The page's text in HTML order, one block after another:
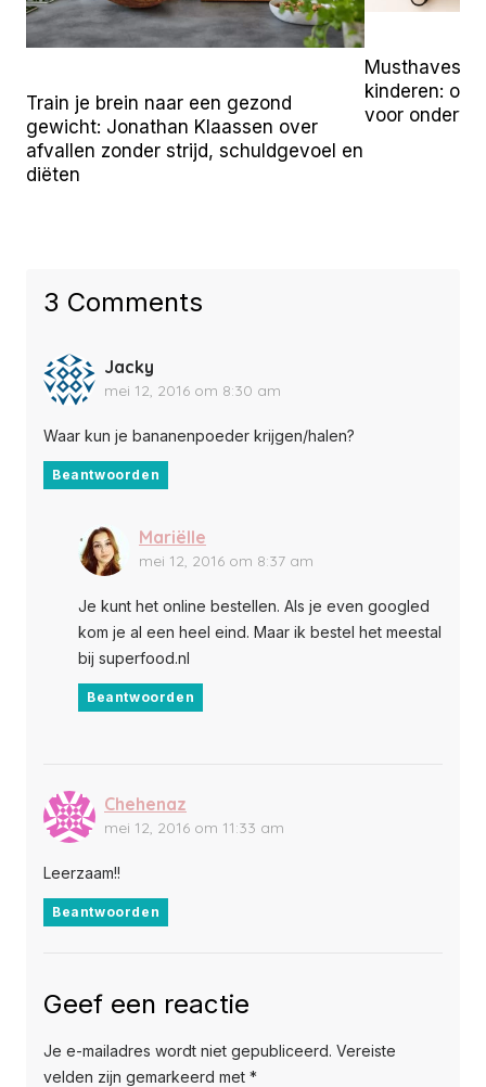
Train je brein naar een gezond
gewicht: Jonathan Klaassen over
afvallen zonder strijd, schuldgevoel en
diëten
Musthaves
kinderen:
voor
3 Comments
Jacky
mei 12, 2016 om 8:30 am
Waar kun je bananenpoeder krijgen/halen?
Beantwoorden
Mariëlle
mei 12, 2016 om 8:37 am
Je kunt het online bestellen. Als je even googled
kom je al een heel eind. Maar ik bestel het meestal
bij superfood.nl
Beantwoorden
Chehenaz
mei 12, 2016 om 11:33 am
Leerzaam!!
Beantwoorden
Geef een reactie
Je e-mailadres wordt niet gepubliceerd. Vereiste
velden zijn gemarkeerd met *